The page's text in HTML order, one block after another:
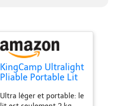
KingCamp Ultralight
Pliable Portable Lit
capacité de Poids
Ultra léger et portable: le